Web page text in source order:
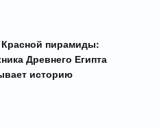
пирамиды:
Древнего Египта
историю